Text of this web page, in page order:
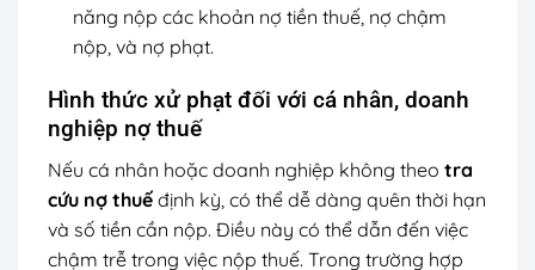
năng nộp các khoản nợ tiền thuế, nợ chậm
nộp, và nợ phạt.
Hình thức xử phạt đối với cá nhân, doanh
nghiệp nợ thuế
Nếu cá nhân hoặc doanh nghiệp không theo tra
cứu nợ thuế định kỳ, có thể dễ dàng quên thời hạn
và số tiền cần nộp. Điều này có thể dẫn đến việc
chậm trễ trong việc nộp thuế. Trong trường hợp